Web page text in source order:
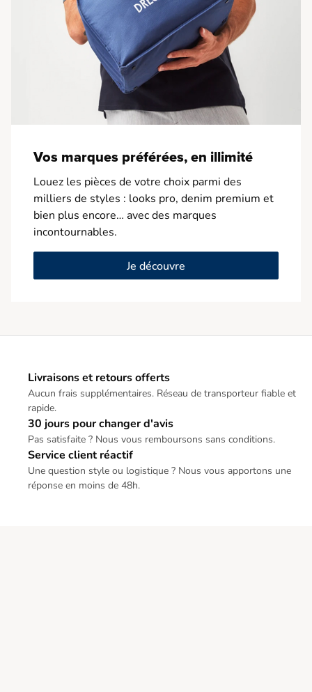
Vos marques préférées, en illimité
Louez les pièces de votre choix parmi des
milliers de styles : looks pro, denim premium et
bien plus encore… avec des marques
incontournables.
Je découvre
Livraisons et retours offerts
Aucun frais supplémentaires. Réseau de transporteur fiable et
rapide.
30 jours pour changer d'avis
Pas satisfaite ? Nous vous remboursons sans conditions.
Service client réactif
Une question style ou logistique ? Nous vous apportons une
réponse en moins de 48h.